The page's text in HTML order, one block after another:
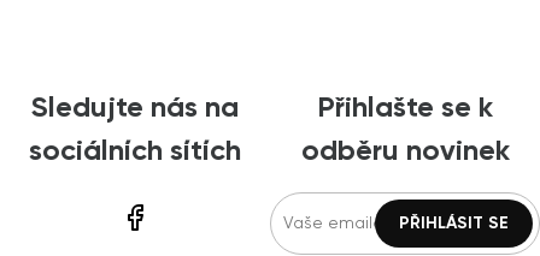
Sledujte nás na
sociálních sítích
Přihlašte se k
odběru novinek